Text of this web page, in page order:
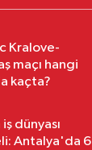
Kralove-
maçı hangi
kaçta?
dünyası
Antalya'da 6